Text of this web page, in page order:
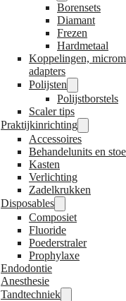
Borensets
Diamant
Frezen
Hardmetaal
Koppelingen,
adapters
Polijsten
Polijstborstels
Scaler tips
Praktijkinrichting
Accessoires
Behandelunits en
Kasten
Verlichting
Zadelkrukken
Disposables
Composiet
Fluoride
Poederstraler
Prophylaxe
Endodontie
Anesthesie
Tandtechniek